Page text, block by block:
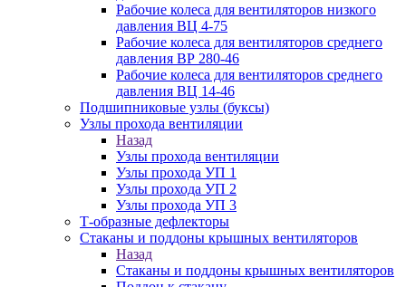
Рабочие колеса для вентиляторов низкого
давления ВЦ 4-75
Рабочие колеса для вентиляторов среднего
давления ВР 280-46
Рабочие колеса для вентиляторов среднего
давления ВЦ 14-46
Подшипниковые узлы (буксы)
Узлы прохода вентиляции
Назад
Узлы прохода вентиляции
Узлы прохода УП 1
Узлы прохода УП 2
Узлы прохода УП 3
Т-образные дефлекторы
Стаканы и поддоны крышных вентиляторов
Назад
Стаканы и поддоны крышных вентиляторов